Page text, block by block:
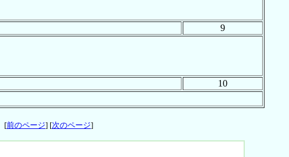
9
10
[前のページ] [次のページ]